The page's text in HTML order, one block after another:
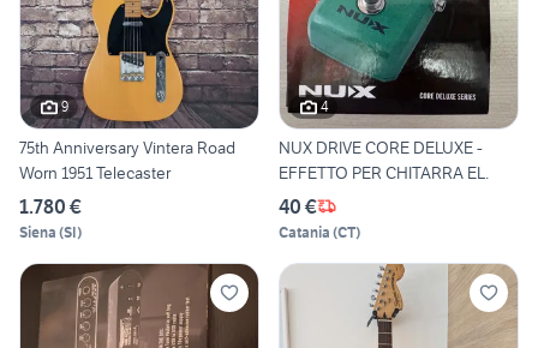
9
75th Anniversary Vintera Road
Worn 1951 Telecaster
1.780 €
Siena (SI)
4
NUX DRIVE CORE DELUXE -
EFFETTO PER CHITARRA EL.
40 €
Catania (CT)